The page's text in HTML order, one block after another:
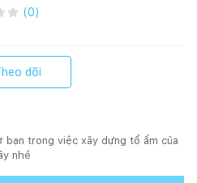
(0)
dõi
trong việc xây dựng tổ ấm của
nhé